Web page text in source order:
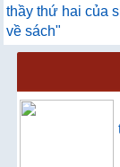
thầy thứ hai của
về sách"